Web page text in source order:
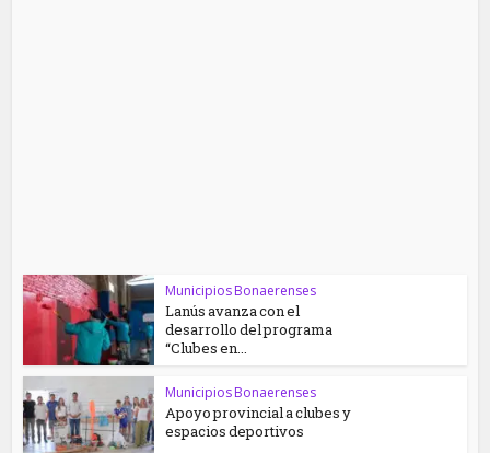
Municipios Bonaerenses
Lanús avanza con el
desarrollo del programa
“Clubes en...
Municipios Bonaerenses
Apoyo provincial a clubes y
espacios deportivos